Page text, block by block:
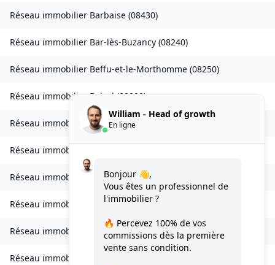
Réseau immobilier Barbaise (08430)
Réseau immobilier Bar-lès-Buzancy (08240)
Réseau immobilier Beffu-et-le-Morthomme (08250)
Réseau immobilierBelval(08090)
Réseau immobilierBelval-Bois-des-Dames
Réseau immobilier
Réseau immobilier Bogny-sur-Meuse
Réseau immobilier Brévilly(08140)
Réseau immobilier Bulson(08450)
Réseau immobilier
William - Head of growth
En ligne
Bonjour 👋,
Vous êtes un professionnel de
l'immobilier ?
🔥 Percevez 100% de vos
commissions dès la première
vente sans condition.